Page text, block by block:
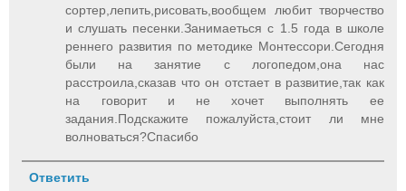
сортер,лепить,рисовать,вообщем любит творчество
и слушать песенки.Занимаеться с 1.5 года в школе
реннего развития по методике Монтессори.Сегодня
были на занятие с логопедом,она нас
расстроила,сказав что он отстает в развитие,так как
на говорит и не хочет выполнять ее
задания.Подскажите пожалуйста,стоит ли мне
волноваться?Спасибо
Ответить